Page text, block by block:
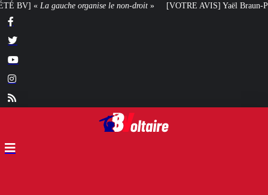
droit» [VOTRE AVIS] Yaël Braun-Pivet doit-elle renoncer à son projet